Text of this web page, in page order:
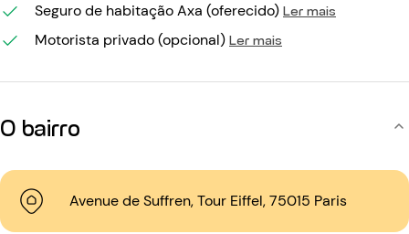
Seguro de habitação Axa (oferecido) Ler mais
Motorista privado (opcional) Ler mais
O bairro
Avenue de Suffren, Tour Eiffel, 75015 Paris